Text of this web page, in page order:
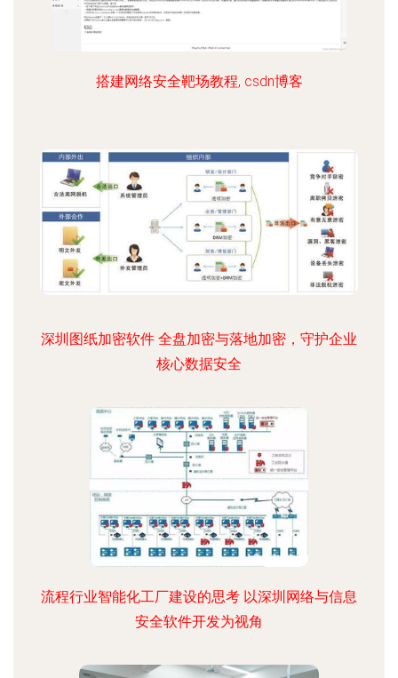
搭建网络安全靶场教程, csdn博客
深圳图纸加密软件 全盘加密与落地加密，守护企业
核心数据安全
流程行业智能化工厂建设的思考 以深圳网络与信息
安全软件开发为视角